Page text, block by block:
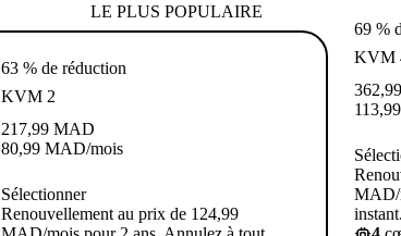
LE PLUS POPULAIRE
63 % de réduction
KVM 2
217,99 MAD
80,99 MAD/mois
Sélectionner
Renouvellement au prix de 124,99
69 %
KVM
362,99
113,99
MAD/
instant.